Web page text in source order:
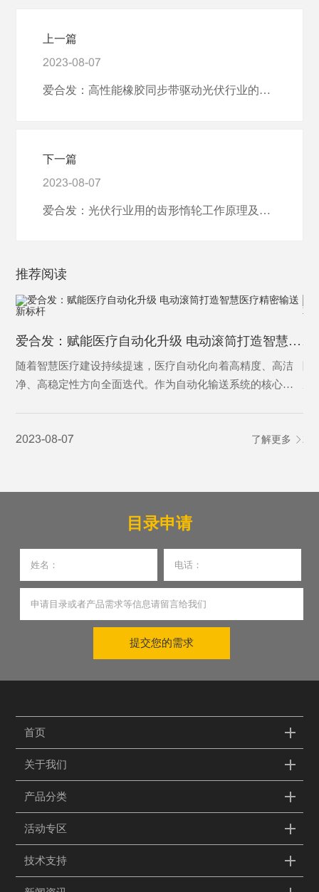
上一篇
2023-08-07
爱合发：高性能橡胶同步带驱动光伏行业的绿色能源革命
下一篇
2023-08-07
爱合发：光伏行业用的齿形惰轮工作原理及特点
推荐阅读
爱合发：赋能医疗自动化升级 电动滚筒打造智慧医疗精密输送新标杆
随着智慧医疗建设持续提速，医疗自动化向着高精度、高洁
净、高稳定性方向全面迭代。作为自动化输送系统的核心动
流、医疗特种转运等多个医疗细分场景，成为助力医疗行业
2023-08-07 了解更多
产
目录申请
提交您的需求
首页
关于我们
产品分类
活动专区
技术支持